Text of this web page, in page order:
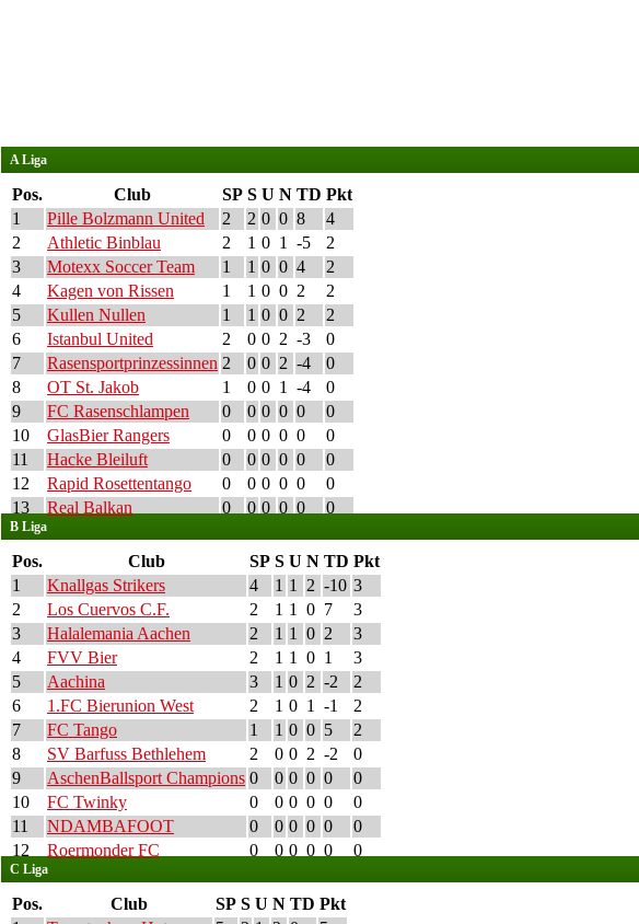
A Liga
Pos. Club SP S U N TD Pkt
1
Pille Bolzmann United 2 2 0 0 8
4
2
Athletic Binblau 2 1 0 1 -5
2
3
Motexx Soccer Team 1 1 0 0 4
2
4
Kagen von Rissen 1 1 0 0 2
2
5
Kullen Nullen 1 1 0 0 2
2
6
Istanbul United 2 0 0 2 -3
0
7
Rasensportprinzessinnen 2 0 0 2 -4
0
8
OT St. Jakob 1 0 0 1 -4
0
9
FC Rasenschlampen 0 0 0 0 0
0
10
GlasBier Rangers 0 0 0 0 0
0
11
Hacke Bleiluft 0 0 0 0 0
0
12
Rapid Rosettentango 0 0 0 0 0
0
13
Real Balkan 0 0 0 0 0 0
B Liga
Pos. Club SP S U N TD Pkt
1
Knallgas Strikers 4 1 1 2 -10 3
2
Los Cuervos C.F. 2 1 1 0 7
3
3
Halalemania Aachen 2 1 1 0 2
3
4
FVV Bier 2 1 1 0 1
3
5
Aachina 3 1 0 2 -2
2
6
1.FC Bierunion West 2 1 0 1 -1
2
7
FC Tango 1 1 0 0 5
2
8
SV Barfuss Bethlehem 2 0 0 2 -2
0
9
AschenBallsport Champions 0 0 0 0 0
0
10
FC Twinky 0 0 0 0 0
0
11
NDAMBAFOOT 0 0 0 0 0
0
12
Roermonder FC 0 0 0 0 0 0
C Liga
Pos. Club SP S U N TD Pkt